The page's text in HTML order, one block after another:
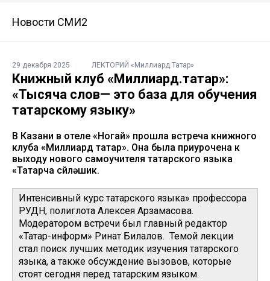
Новости СМИ2
29 декабря 2025 ЛЕКТОРИЙ «Миллиард.Татар»
Книжный клуб «Миллиард.татар»:
«Тысяча слов— это база для обучения
татарскому языку»
В Казани в отеле «Ногай» прошла встреча книжного
клуба «Миллиард татар». Она была приурочена к
выходу нового самоучителя татарского языка
«Татарча сөйләшик.
Интенсивный курс татарского языка» профессора
РУДН, полиглота Алексея Арзамасова.
Модератором встречи был главный редактор
«Татар-информ» Ринат Билалов. Темой лекции
стал поиск лучших методик изучения татарского
языка, а также обсуждение вызовов, которые
стоят сегодня перед татарским языком.